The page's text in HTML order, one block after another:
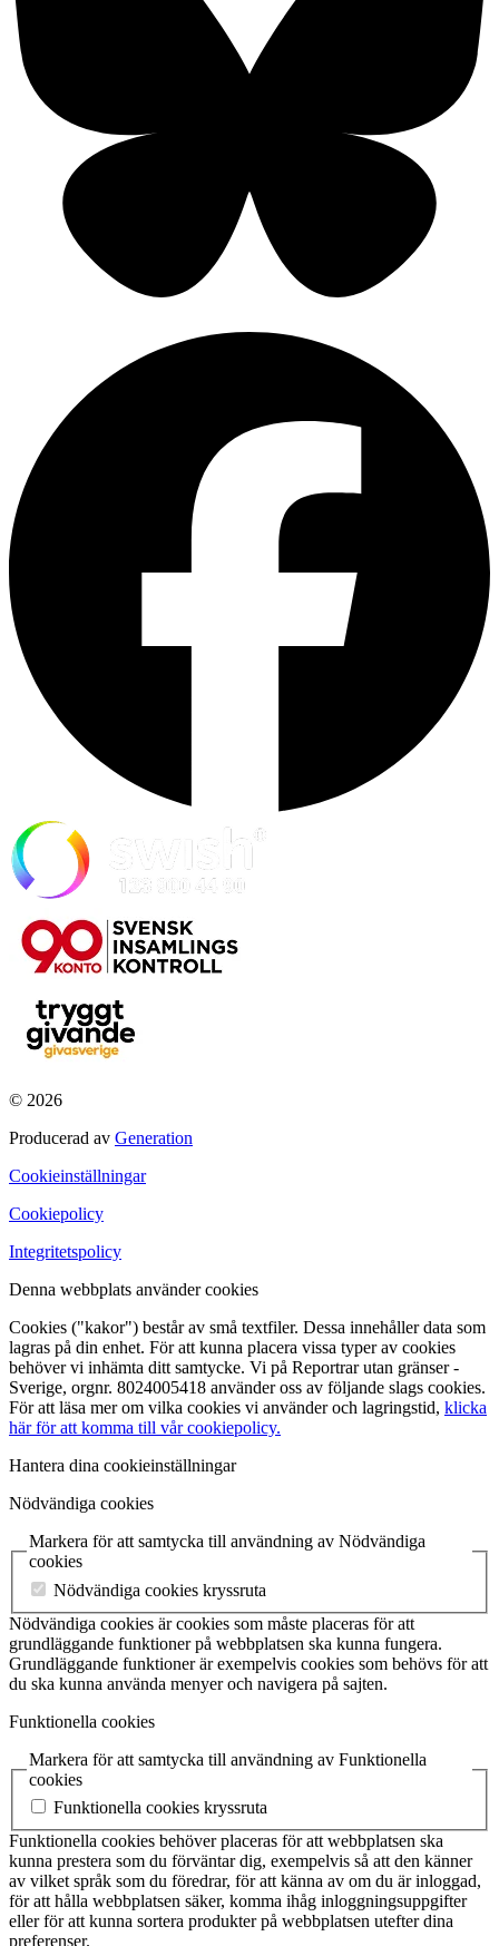
© 2026
Producerad av Generation
Cookieinställningar
Cookiepolicy
Integritetspolicy
Denna webbplats använder cookies
Cookies ("kakor") består av små textfiler. Dessa innehåller data som
lagras på din enhet. För att kunna placera vissa typer av cookies
behöver vi inhämta ditt samtycke. Vi på Reportrar utan gränser -
Sverige, orgnr. 8024005418 använder oss av följande slags cookies.
För att läsa mer om vilka cookies vi använder och lagringstid, klicka
här för att komma till vår cookiepolicy.
Hantera dina cookieinställningar
Nödvändiga cookies
Markera för att samtycka till användning av Nödvändiga
cookies
Nödvändiga cookies kryssruta
Nödvändiga cookies är cookies som måste placeras för att
grundläggande funktioner på webbplatsen ska kunna fungera.
Grundläggande funktioner är exempelvis cookies som behövs för att
du ska kunna använda menyer och navigera på sajten.
Funktionella cookies
Markera för att samtycka till användning av Funktionella
cookies
Funktionella cookies kryssruta
Funktionella cookies behöver placeras för att webbplatsen ska
kunna prestera som du förväntar dig, exempelvis så att den känner
av vilket språk som du föredrar, för att känna av om du är inloggad,
för att hålla webbplatsen säker, komma ihåg inloggningsuppgifter
eller för att kunna sortera produkter på webbplatsen utefter dina
preferenser.